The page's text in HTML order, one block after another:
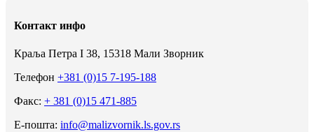
Контакт инфо
Краља Петра I 38, 15318 Мали Зворник
Телефон +381 (0)15 7-195-188
Факс: + 381 (0)15 471-885
Е-пошта: info@malizvornik.ls.gov.rs